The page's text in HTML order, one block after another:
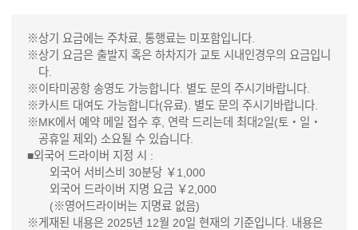
※상기 요금에는 주차료, 통행료는 미포함입니다.
※상기 요금은 출발지 혹은 하차지가 교토 시내인경우의 요금입니
다.
※이타미공항 송영도 가능합니다. 별도 문의 주시기바랍니다.
※카시트 대여도 가능합니다(유료). 별도 문의 주시기바랍니다.
※MK에서 예약 메일 접수 후, 연락 드리는데 최대2일(토・일・
공휴일 제외) 소요될 수 있습니다.
■외국어 드라이버 지정 시 :
외국어 서비스비 30분당 ￥1,000
외국어 드라이버 지명 요금 ￥2,000
(※영어드라이버는 지명료 없음)
※게재된 내용은 2025년 12월 20일 현재의 기준입니다. 내용은